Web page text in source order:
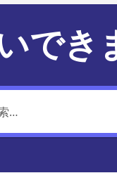
でき